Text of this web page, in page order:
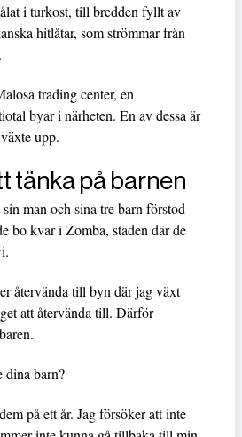
i turkost, till bredden fyllt av
hitlåtar, som strömmar från
trading center, en
byar i närheten. En av dessa är
upp.
tänka på barnen
man och sina tre barn förstod
bo kvar i Zomba, staden där de
återvända till byn där jag växt
att återvända till. Därför
dina barn?
på ett år. Jag försöker att inte